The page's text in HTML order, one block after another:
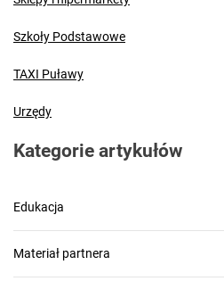
Szkoły Podstawowe
TAXI Puławy
Urzędy
Kategorie artykułów
Edukacja
Materiał partnera